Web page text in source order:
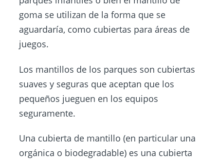
goma se utilizan de la forma que se
aguardaría, como cubiertas para áreas de
juegos.
Los mantillos de los parques son cubiertas
suaves y seguras que aceptan que los
pequeños jueguen en los equipos
seguramente.
Una cubierta de mantillo (en particular una
orgánica o biodegradable) es una cubierta